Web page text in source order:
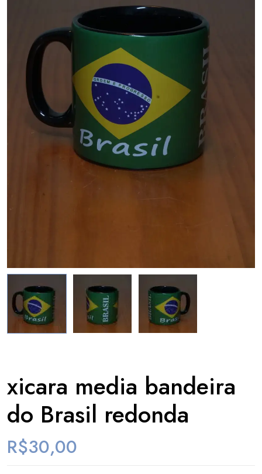
xicara media bandeira
do Brasil redonda
R$30,00